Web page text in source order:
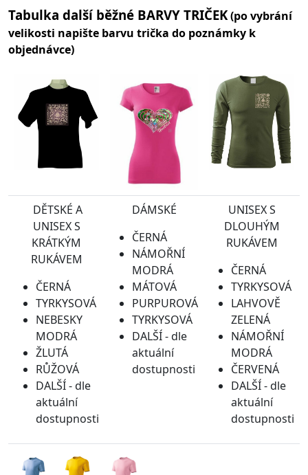
Tabulka další běžné BARVY TRIČEK(po vybrání
velikosti napište barvu trička do poznámky k
objednávce)
DĚTSKÉ A
UNISEX S
KRÁTKÝM
RUKÁVEM
ČERNÁ
TYRKYSOVÁ
NEBESKY
MODRÁ
ŽLUTÁ
RŮŽOVÁ
DALŠÍ - dle
aktuální
dostupnosti
DÁMSKÉ
ČERNÁ
NÁMOŘNÍ
MODRÁ
MÁTOVÁ
PURPUROVÁ
TYRKYSOVÁ
DALŠÍ - dle
aktuální
dostupnosti
UNISEX S
DLOUHÝM
RUKÁVEM
ČERNÁ
TYRKYSOVÁ
LAHVOVĚ
ZELENÁ
NÁMOŘNÍ
MODRÁ
ČERVENÁ
DALŠÍ - dle
aktuální
dostupnosti